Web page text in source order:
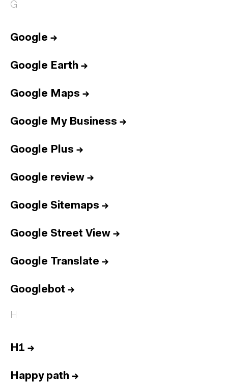
G
Google →
Google Earth →
Google Maps →
Google My Business →
Google Plus →
Google review →
Google Sitemaps →
Google Street View →
Google Translate →
Googlebot →
H
H1 →
Happy path →